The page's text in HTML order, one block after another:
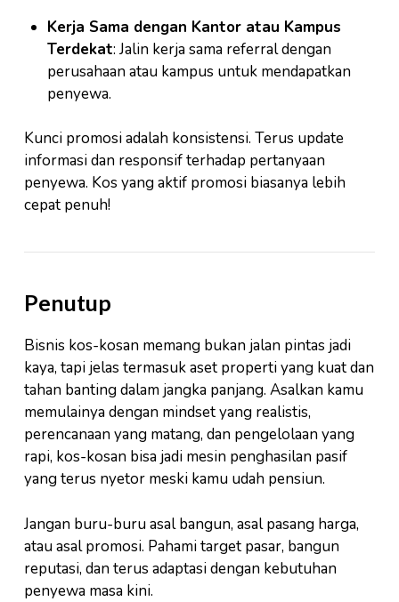
Kerja Sama dengan Kantor atau Kampus
Terdekat: Jalin kerja sama referral dengan
perusahaan atau kampus untuk mendapatkan
penyewa.
Kunci promosi adalah konsistensi. Terus update
informasi dan responsif terhadap pertanyaan
penyewa. Kos yang aktif promosi biasanya lebih
cepat penuh!
Penutup
Bisnis kos-kosan memang bukan jalan pintas jadi
kaya, tapi jelas termasuk aset properti yang kuat dan
tahan banting dalam jangka panjang. Asalkan kamu
memulainya dengan mindset yang realistis,
perencanaan yang matang, dan pengelolaan yang
rapi, kos-kosan bisa jadi mesin penghasilan pasif
yang terus nyetor meski kamu udah pensiun.
Jangan buru-buru asal bangun, asal pasang harga,
atau asal promosi. Pahami target pasar, bangun
reputasi, dan terus adaptasi dengan kebutuhan
penyewa masa kini.